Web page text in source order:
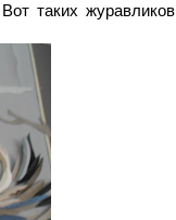
таких журавликов